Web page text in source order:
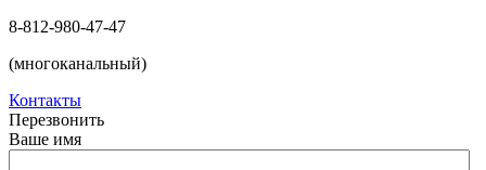
8-812-980-47-47
(многоканальный)
Контакты
Перезвонить
Ваше имя